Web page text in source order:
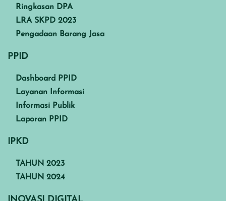
Ringkasan DPA
LRA SKPD 2023
Pengadaan Barang Jasa
PPID
Dashboard PPID
Layanan Informasi
Informasi Publik
Laporan PPID
IPKD
TAHUN 2023
TAHUN 2024